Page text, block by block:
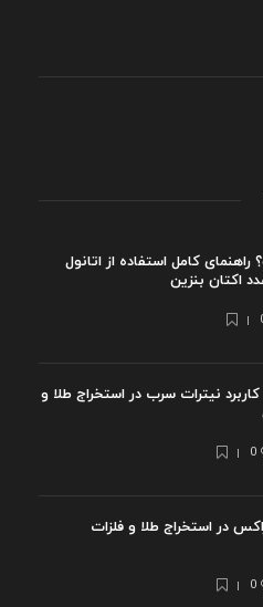
کامل استفاده از اتانول
اکتان بنزین
نیترات سرب در استخراج طلا و
0
در استخراج طلا و فلزات
0